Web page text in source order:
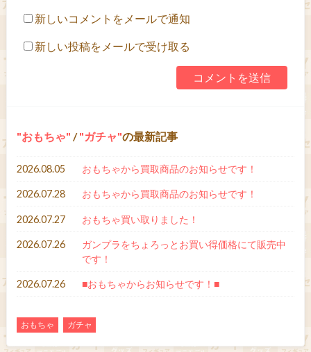
新しいコメントをメールで通知
新しい投稿をメールで受け取る
おもちゃ / ガチャ の最新記事
2026.08.05 おもちゃから買取商品のお知らせです！
2026.07.28 おもちゃから買取商品のお知らせです！
2026.07.27 おもちゃ買い取りました！
2026.07.26
ガンプラをちょろっとお買い得価格にて販売中
です！
2026.07.26 ■おもちゃからお知らせです！■
おもちゃ ガチャ